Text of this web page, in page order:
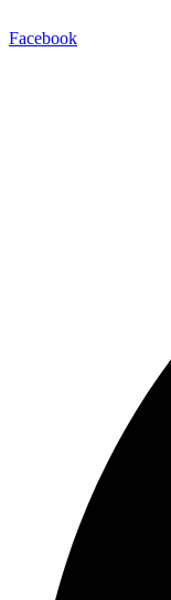
Facebook